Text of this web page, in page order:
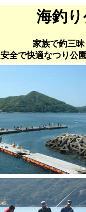
海釣
家族で釣三
安全で快適なつり公